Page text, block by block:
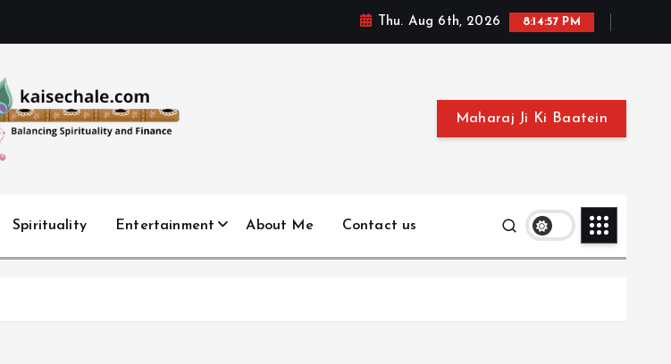
Thu. Aug 6th, 2026 8:14:58 PM
Maharaj Ji Ki Baatein
Spirituality Entertainment About Me Contact us